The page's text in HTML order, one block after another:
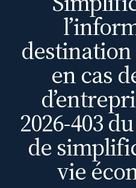
destination
en cas
2026-403
de
vie